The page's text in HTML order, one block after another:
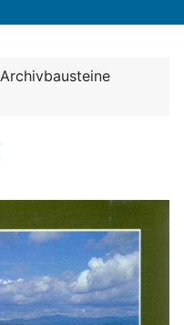
Archivbausteine